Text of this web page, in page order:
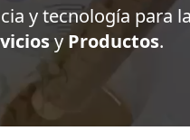
y tecnología para
yProductos.